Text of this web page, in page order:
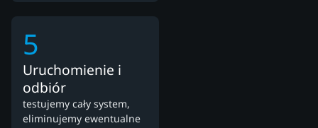
5
Uruchomienie i
odbiór
testujemy cały system,
eliminujemy ewentualne